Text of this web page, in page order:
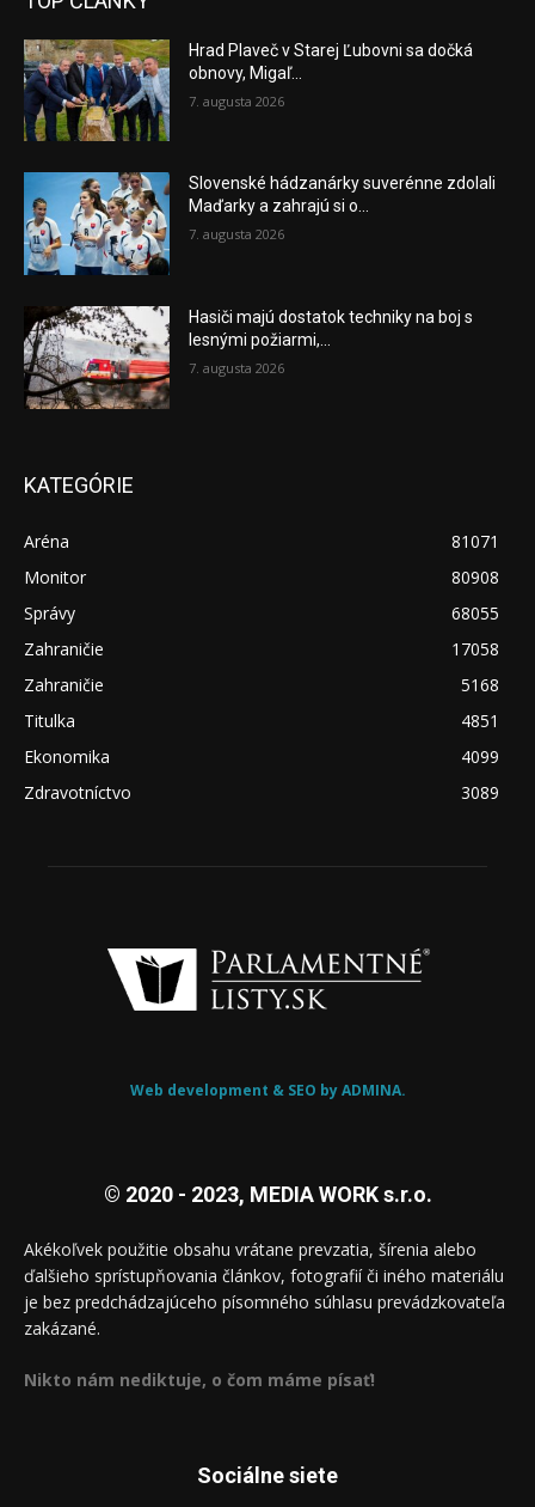
Hrad Plaveč v Starej Ľubovni sa dočká
obnovy, Migaľ...
7. augusta 2026
Slovenské hádzanárky suverénne zdolali
Maďarky a zahrajú si o...
7. augusta 2026
Hasiči majú dostatok techniky na boj s
lesnými požiarmi,...
7. augusta 2026
KATEGÓRIE
Aréna
81071
Monitor
80908
Správy
68055
Zahraničie
17058
Zahraničie
5168
Titulka
4851
Ekonomika
4099
Zdravotníctvo
3089
Web development & SEO by ADMINA.
© 2020 - 2023, MEDIA WORK s.r.o.
Akékoľvek použitie obsahu vrátane prevzatia, šírenia alebo
ďalšieho sprístupňovania článkov, fotografií či iného materiálu
je bez predchádzajúceho písomného súhlasu prevádzkovateľa
zakázané.
Nikto nám nediktuje, o čom máme písať!
Sociálne siete